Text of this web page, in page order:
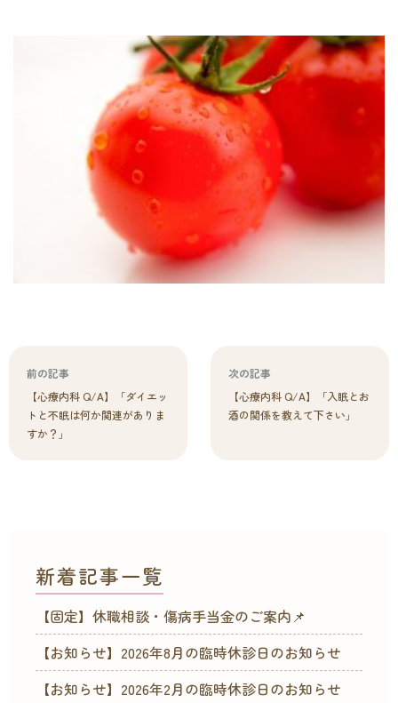
前の記事
【心療内科 Q/A】「ダイエッ
トと不眠は何か関連がありま
すか？」
次の記事
【心療内科 Q/A】「入眠とお
酒の関係を教えて下さい」
新着記事一覧
【固定】休職相談・傷病手当金のご案内📌
【お知らせ】2026年8月の臨時休診日のお知らせ
【お知らせ】2026年2月の臨時休診日のお知らせ